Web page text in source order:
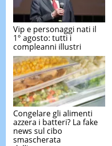
Vip e personaggi nati il
1° agosto: tutti i
compleanni illustri
Congelare gli alimenti
azzera i batteri? La fake
news sul cibo
smascherata